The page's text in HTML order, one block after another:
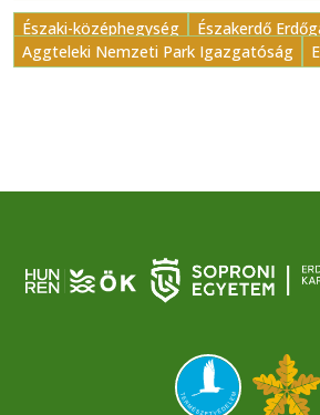
Északi-középhegység
Északerdő
Aggteleki Nemzeti Park Igazgatóság